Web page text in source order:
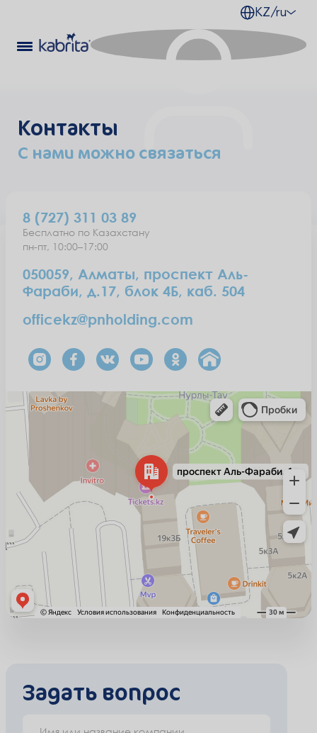
KZ/ru
Контакты
С нами можно связаться
Алматы
Проспект Аль-Фараби, 17к4Б — Яндекс Карты
8 (727) 311 03 89
Бесплатно по Казахстану
пн-пт, 10:00–17:00
050059, Алматы, проспект Аль-
Фараби, д.17, блок 4Б, каб. 504
officekz@pnholding.com
Задать вопрос